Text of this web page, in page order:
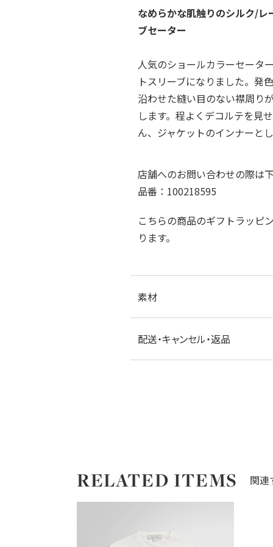
なめらかな肌触りのシルク/
ブセーター
人気のショールカラーセータ
トスリーブになりました。発
沿わせた縫い目のない襟周り
します。程よくデコルテを見
ん、ジャケットのインナーと
店舗へのお問い合わせの際は
品番：100218595
こちらの商品のギフトラッピ
ります。
素材
配送・キャンセル・返品
RELATED ITEMS 関連